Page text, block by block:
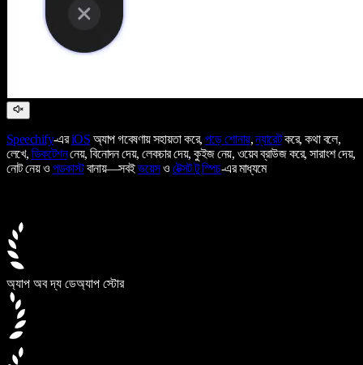
Speechify-এরiOS অ্যাপ গবেষণায় সহায়তা করে, পড়ে শোনায়,ন্যারেটকরে, কথা বলে,
লেখে, ডিকটেশননেয়, বিনোদন দেয়, লেকচার দেয়, কুইজ নেয়, ওয়েব ব্রাউজ করে, সারাংশ দেয়,
নোট নেয় ও পডকাস্টবানায়—সবইভয়েসও টেক্সট টু স্পিচ-এর মাধ্যমে
অ্যাপ অব দ্য ডেঅ্যাপ স্টোর